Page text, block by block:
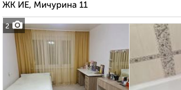
2
ЖК ИЕ, Мичурина 11